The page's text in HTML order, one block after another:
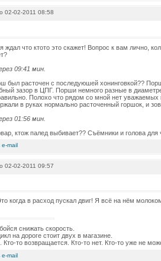
02-02-2011 08:58
я ждал что ктото это скажет! Вопрос к вам лично,
09:41 мин.
был расточен с последуюшей хонинговкой??
зазор в ЦПГ. Порши немного разные в
Полохо что рядом со мной нет
в руках нормально расточенный горшок, и
01:56 мин.
ктож палед выбивает?? Съёмники и голова
02-02-2011 09:57
когда в расход пускал двиг! Я всё на нём
снижать скорость.
на дороге стоит двух в магазине.
то возвращается. Кто-то нет. Кто-то уже не